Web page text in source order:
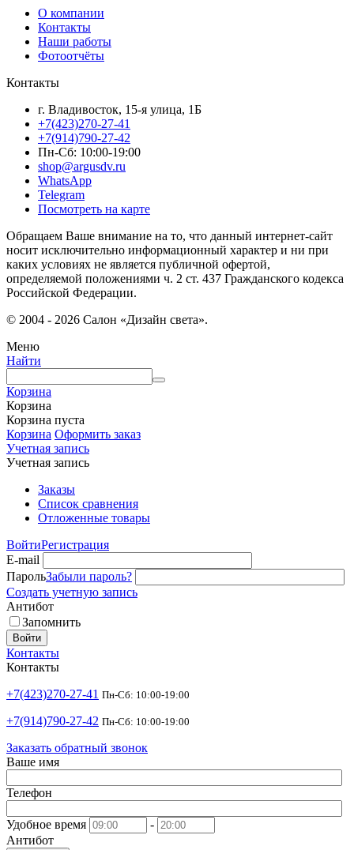
О компании
Контакты
Наши работы
Фотоотчёты
Контакты
г. Владивосток, 15-я улица, 1Б
+7(423)270-27-41
+7(914)790-27-42
Пн-Сб: 10:00-19:00
shop@argusdv.ru
WhatsApp
Telegram
Посмотреть на карте
Обращаем Ваше внимание на то, что данный интернет-сайт
носит исключительно информационный характер и ни при
каких условиях не является публичной офертой,
определяемой положениями ч. 2 ст. 437 Гражданского кодекса
Российской Федерации.
© 2004 - 2026 Салон «Дизайн света».
Меню
Найти
Корзина
Корзина
Корзина пуста
Корзина Оформить заказ
Учетная запись
Учетная запись
Заказы
Список сравнения
Отложенные товары
ВойтиРегистрация
E-mail
ПарольЗабыли пароль?
Создать учетную запись
Антибот
Запомнить
Войти
Контакты
Контакты
+7(423)270-27-41 Пн-Сб: 10:00-19:00
+7(914)790-27-42 Пн-Сб: 10:00-19:00
Заказать обратный звонок
Ваше имя
Телефон
Удобное время
-
Антибот